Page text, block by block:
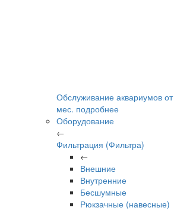
Обслуживание аквариумов от
мес. подробнее
Оборудование
←
Фильтрация (Фильтра)
←
Внешние
Внутренние
Бесшумные
Рюкзачные (навесные)